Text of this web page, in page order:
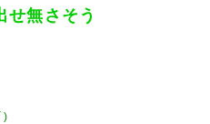
せ無さそう